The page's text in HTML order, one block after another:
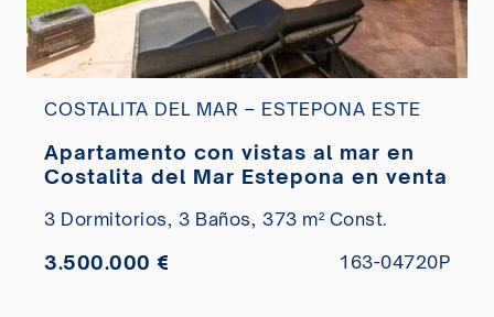
COSTALITA DEL MAR – ESTEPONA ESTE
Apartamento con vistas al mar en
Costalita del Mar Estepona en venta
3 Dormitorios, 3 Baños, 373 m² Const.
3.500.000 € 163-04720P